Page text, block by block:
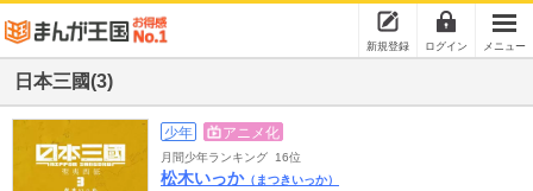
新規登録 ログイン メニュー
日本三國(3)
少年 アニメ化
月間少年ランキング 16位
松木いっか（まつきいっか）